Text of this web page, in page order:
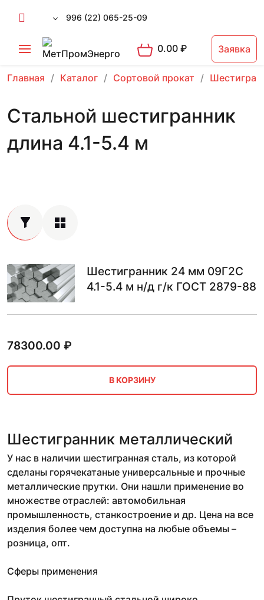
996 (22) 065-25-09
0.00₽ Заявка
Главная Каталог Сортовой прокат
Стальной шестигранник
длина 4.1-5.4 м
Шестигранник 24 мм 09Г2С
4.1-5.4 м н/д г/к ГОСТ 2879-88
78300.00 ₽
В КОРЗИНУ
Шестигранник металлический
У нас в наличии шестигранная сталь, из которой
сделаны горячекатаные универсальные и прочные
металлические прутки. Они нашли применение во
множестве отраслей: автомобильная
промышленность, станкостроение и др. Цена на все
изделия более чем доступна на любые объемы –
розница, опт.
Сферы применения